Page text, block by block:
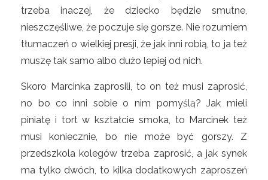
trzeba inaczej, że dziecko będzie smutne,
nieszczęśliwe, że poczuje się gorsze. Nie rozumiem
tłumaczeń o wielkiej presji, że jak inni robią, to ja też
muszę tak samo albo dużo lepiej od nich.
Skoro Marcinka zaprosili, to on też musi zaprosić,
no bo co inni sobie o nim pomyślą? Jak mieli
piniatę i tort w kształcie smoka, to Marcinek też
musi koniecznie, bo nie może być gorszy. Z
przedszkola kolegów trzeba zaprosić, a jak synek
ma tylko dwóch, to kilka dodatkowych zaproszeń